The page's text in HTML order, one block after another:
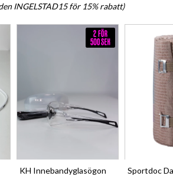
INGELSTAD15 för 15% rabatt)
KH Innebandyglasögon
Sportdoc